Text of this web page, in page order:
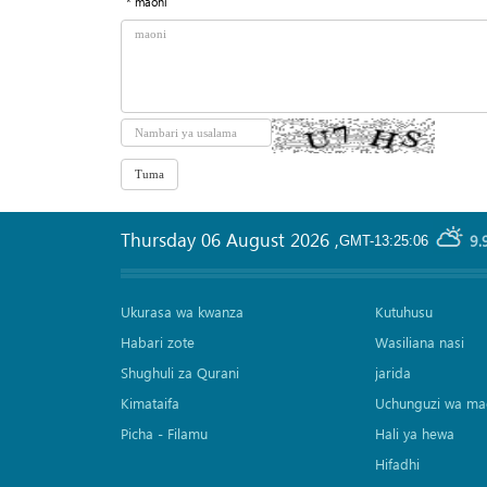
GMT-13:25:06
Thursday 06 August 2026 ,
Ukurasa wa kwanza
Habari zote
Shughuli za Qurani
Kimataifa
Picha‎ - Filamu‎
Kutuhusu
Wasiliana nasi
jarida
Uchunguzi wa
Hali ya hewa
Hifadhi